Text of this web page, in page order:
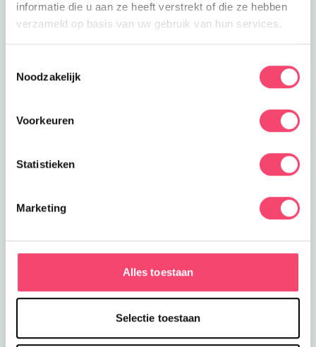
informatie die u aan ze heeft verstrekt of die ze hebben
verzameld op basis van uw gebruik van hun services.
Noodzakelijk
Voorkeuren
Statistieken
Marketing
Alles toestaan
Selectie toestaan
Zwolle.
Feest op de Boerderij
Vier je kinderfeestje bij kinderboerderij
je kinderfeestje op manege Zwolle!
Kinderfeestje Poppenspel
Verjaardag vieren met Jan Klaassen
en Katrijn?
Een beestachtig Dino feestje! Van
klimmen en klauteren tot terug in de